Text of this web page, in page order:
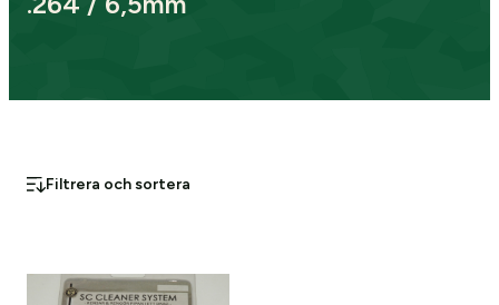
Filtrera och sortera